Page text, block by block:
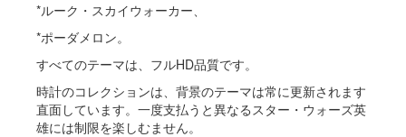
*ルーク・スカイウォーカー、
*ポーダメロン。
すべてのテーマは、フルHD品質です。
時計のコレクションは、背景のテーマは常に更新されます
直面しています。一度支払うと異なるスター・ウォーズ英
雄には制限を楽しむません。